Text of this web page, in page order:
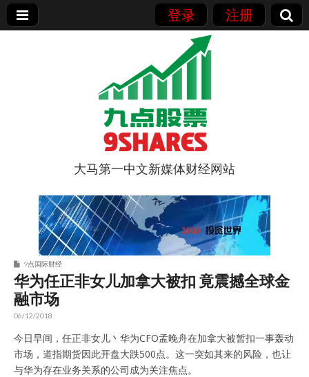
登录 注册
9点股票
大马第一中文新媒体财经网站
9点国际财经
华为任正非女儿加拿大被扣 竟震撼全球金
融市场
06/12/2018
今日早间，任正非女儿丶华为CFO孟晚舟在加拿大被暂扣一事轰动
市场，道指期货因此开盘大跌500点。这一突如其来的风险，也让
与华为存在业务关系的公司成为关注焦点。